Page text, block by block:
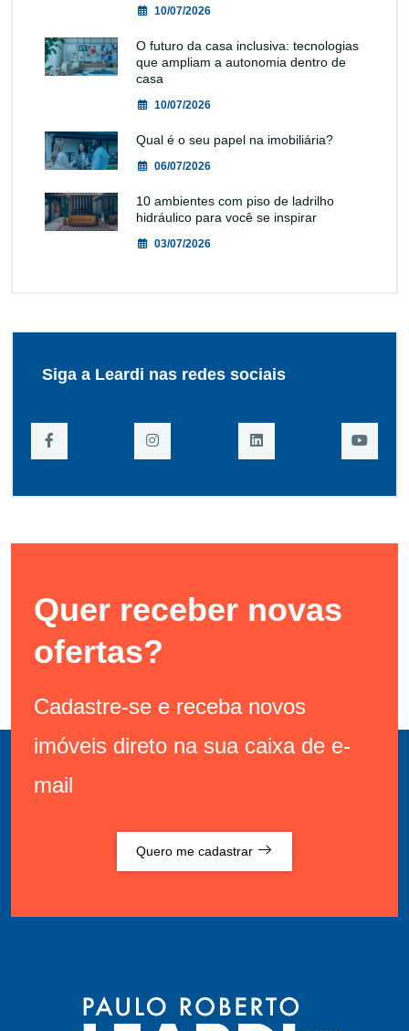
10/07/2026
O futuro da casa inclusiva: tecnologias
que ampliam a autonomia dentro de
casa
10/07/2026
Qual é o seu papel na imobiliária?
06/07/2026
10 ambientes com piso de ladrilho
hidráulico para você se inspirar
03/07/2026
Siga a Leardi nas redes sociais
Quer receber novas
ofertas?
Cadastre-se e receba novos
imóveis direto na sua caixa de e-
mail
Quero me cadastrar